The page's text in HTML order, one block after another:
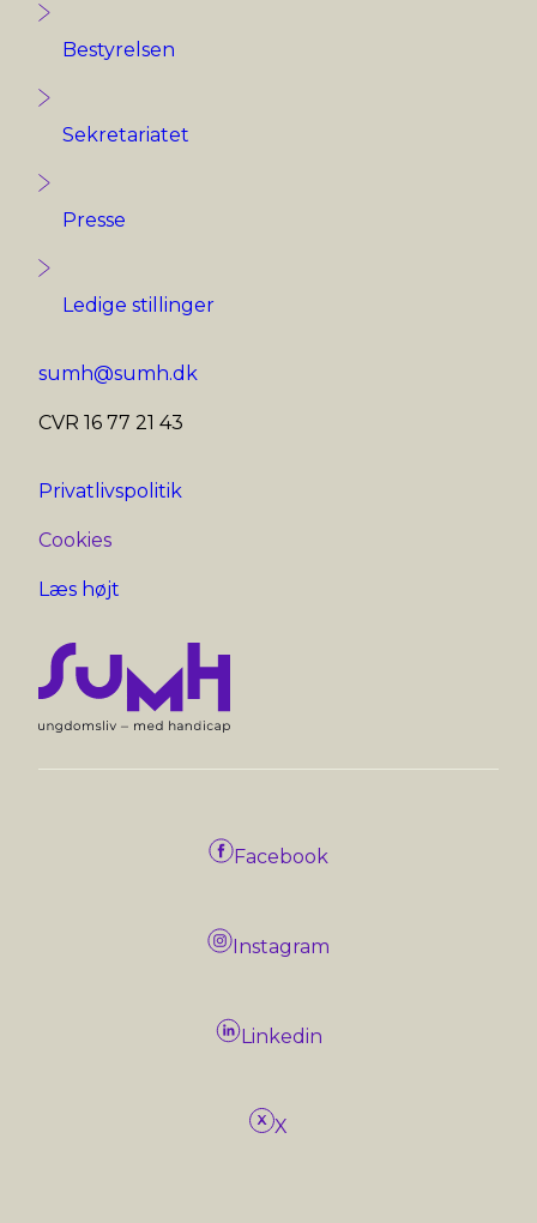
Bestyrelsen
Sekretariatet
Presse
Ledige stillinger
sumh@sumh.dk
CVR 16 77 21 43
Privatlivspolitik
Cookies
Læs højt
Facebook
Instagram
Linkedin
X